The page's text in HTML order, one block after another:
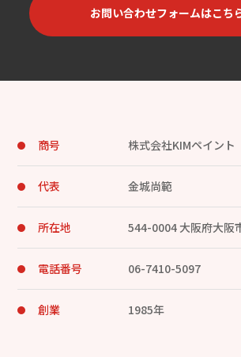
お問い合わせフォームはこち
商号 株式会社KIMペイント
代表 金城尚範
所在地 544-0004 大阪府大阪
電話番号 06-7410-5097
創業 1985年